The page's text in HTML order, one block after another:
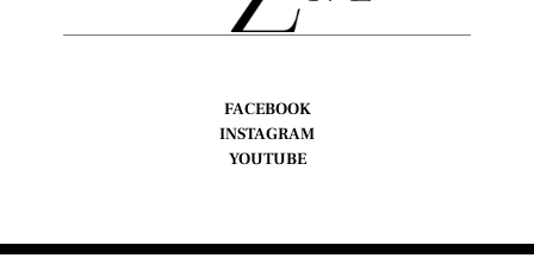
FACEBOOK
INSTAGRAM
YOUTUBE